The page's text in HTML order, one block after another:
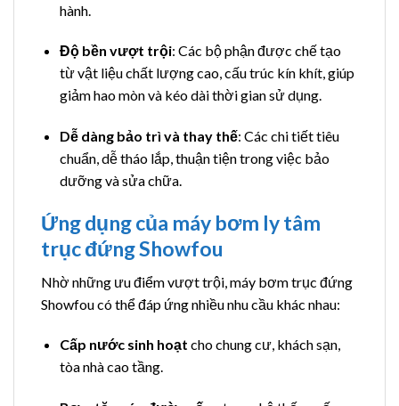
hành.
Độ bền vượt trội: Các bộ phận được chế tạo
từ vật liệu chất lượng cao, cấu trúc kín khít, giúp
giảm hao mòn và kéo dài thời gian sử dụng.
Dễ dàng bảo trì và thay thế: Các chi tiết tiêu
chuẩn, dễ tháo lắp, thuận tiện trong việc bảo
dưỡng và sửa chữa.
Ứng dụng của máy bơm ly tâm
trục đứng Showfou
Nhờ những ưu điểm vượt trội, máy bơm trục đứng
Showfou có thể đáp ứng nhiều nhu cầu khác nhau:
Cấp nước sinh hoạt cho chung cư, khách sạn,
tòa nhà cao tầng.